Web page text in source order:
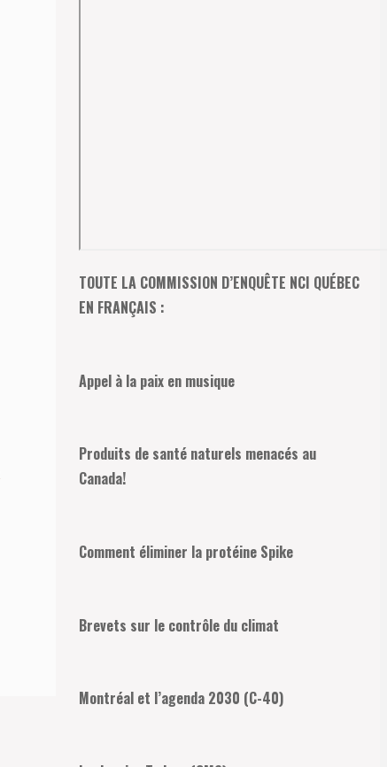
TOUTE LA COMMISSION D’ENQUÊTE NCI QUÉBEC
EN FRANÇAIS :
Appel à la paix en musique
Produits de santé naturels menacés au
Canada!
Comment éliminer la protéine Spike
Brevets sur le contrôle du climat
Montréal et l’agenda 2030 (C-40)